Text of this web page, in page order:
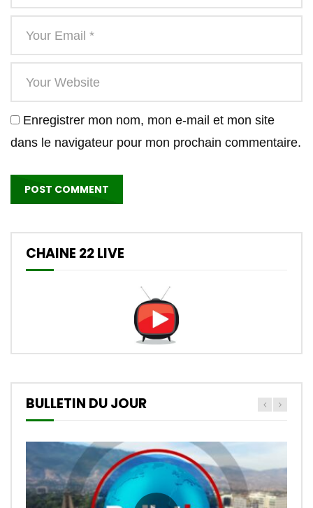
Enregistrer mon nom, mon e-mail et mon site
dans le navigateur pour mon prochain commentaire.
CHAINE 22 LIVE
BULLETIN DU JOUR